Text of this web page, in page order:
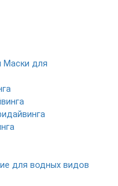
Маски для
для водных видов